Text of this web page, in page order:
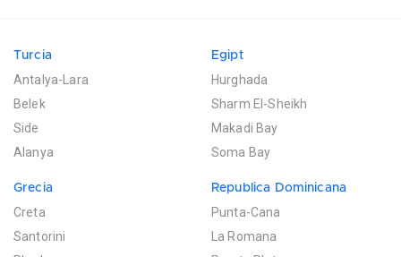
Turcia
Antalya-Lara
Belek
Side
Alanya
Egipt
Hurghada
Sharm El-Sheikh
Makadi Bay
Soma Bay
Grecia
Creta
Santorini
Republica Dominicana
Punta-Cana
La Romana